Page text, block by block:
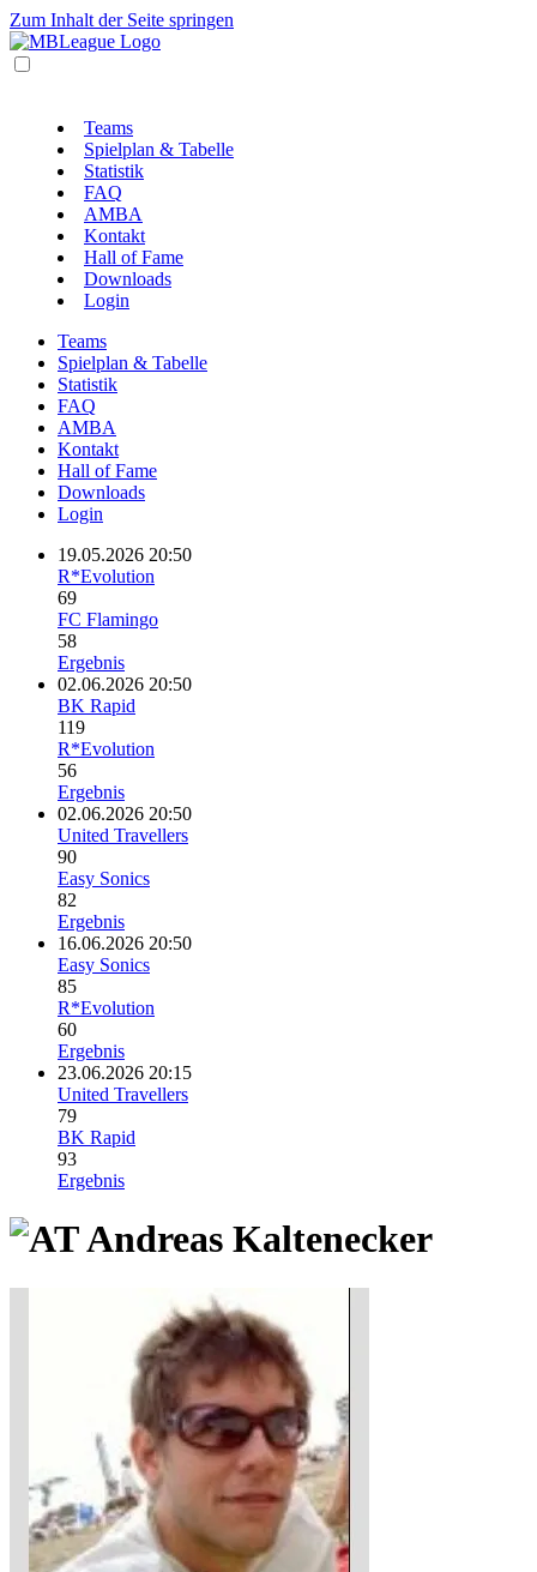
Zum Inhalt der Seite springen
Teams
Spielplan & Tabelle
Statistik
FAQ
AMBA
Kontakt
Hall of Fame
Downloads
Login
Teams
Spielplan & Tabelle
Statistik
FAQ
AMBA
Kontakt
Hall of Fame
Downloads
Login
19.05.2026 20:50
R*Evolution
69
FC Flamingo
58
Ergebnis
02.06.2026 20:50
BK Rapid
119
R*Evolution
56
Ergebnis
02.06.2026 20:50
United Travellers
90
Easy Sonics
82
Ergebnis
16.06.2026 20:50
Easy Sonics
85
R*Evolution
60
Ergebnis
23.06.2026 20:15
United Travellers
79
BK Rapid
93
Ergebnis
Andreas Kaltenecker